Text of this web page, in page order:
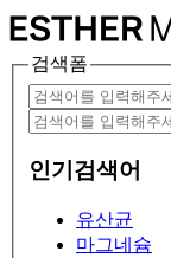
검색폼
인기검색어
유산균
마그네슘